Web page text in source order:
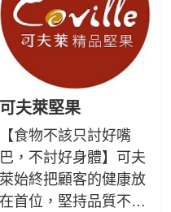
可夫萊堅果
【食物不該只討好嘴
巴，不討好身體】可夫
萊始終把顧客的健康放
在首位，堅持品質不好